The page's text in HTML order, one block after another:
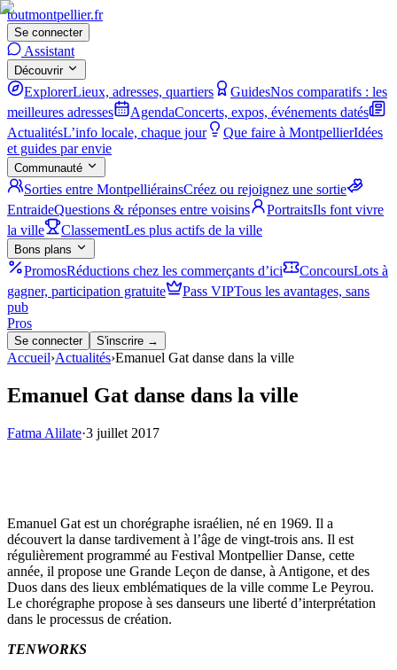
toutmontpellier.fr
Se connecter
Assistant
Découvrir
ExplorerLieux, adresses, quartiers GuidesNos comparatifs : les
meilleures adresses
AgendaConcerts, expos, événements datés
ActualitésL’info locale, chaque jour Que faire à MontpellierIdées
et guides par envie
Communauté
Sorties entre MontpelliérainsCréez ou rejoignez une sortie
EntraideQuestions & réponses entre voisins PortraitsIls font vivre
la ville
ClassementLes plus actifs de la ville
Bons plans
PromosRéductions chez les commerçants d’ici ConcoursLots à
gagner, participation gratuite
Pass VIPTous les avantages, sans
pub
Pros
Se connecter S'inscrire →
Accueil›Actualités›Emanuel Gat danse dans la ville
Emanuel Gat danse dans la ville
Fatma Alilate·3 juillet 2017
Emanuel Gat est un chorégraphe israélien, né en 1969. Il a
découvert la danse tardivement à l’âge de vingt-trois ans. Il est
régulièrement programmé au Festival Montpellier Danse, cette
année, il propose une Grande Leçon de danse, à Antigone, et des
Duos dans des lieux emblématiques de la ville comme Le Peyrou.
Le chorégraphe propose à ses danseurs une liberté d’interprétation
dans le processus de création.
TENWORKS